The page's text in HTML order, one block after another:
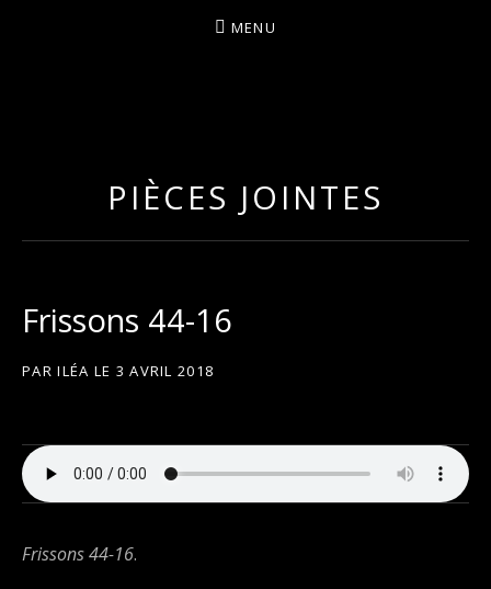
MENU
PIÈCES JOINTES
Frissons 44-16
PARILÉA LE 3 AVRIL 2018
Frissons 44-16.